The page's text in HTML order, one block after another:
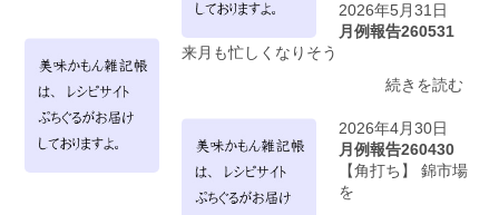
2026年5月31日
月例報告260531
来月も忙しくなりそう
続きを読む
2026年4月30日
月例報告260430
【角打ち】 錦市場
を